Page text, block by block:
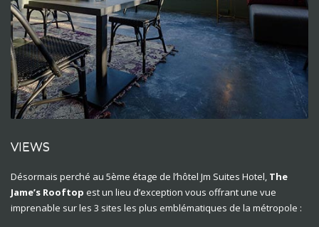
VIEWS
Désormais perché au 5ème étage de l’hôtel Jm Suites Hotel, The
Jame’s Rooftop est un lieu d’exception vous offrant une vue
imprenable sur les 3 sites les plus emblématiques de la métropole :